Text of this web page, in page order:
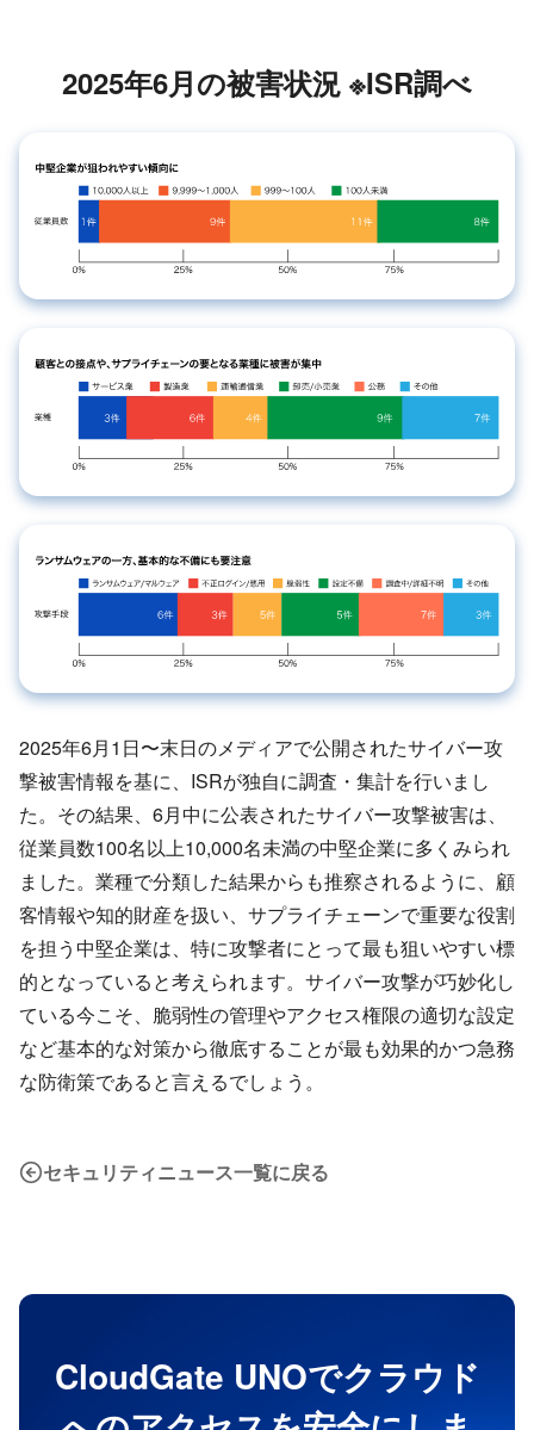
2025年6月の被害状況 ※ISR調べ
2025年6月1日〜末日のメディアで公開されたサイバー攻
撃被害情報を基に、ISRが独自に調査・集計を行いまし
た。その結果、6月中に公表されたサイバー攻撃被害は、
従業員数100名以上10,000名未満の中堅企業に多くみられ
ました。業種で分類した結果からも推察されるように、顧
客情報や知的財産を扱い、サプライチェーンで重要な役割
を担う中堅企業は、特に攻撃者にとって最も狙いやすい標
的となっていると考えられます。サイバー攻撃が巧妙化し
ている今こそ、脆弱性の管理やアクセス権限の適切な設定
など基本的な対策から徹底することが最も効果的かつ急務
な防衛策であると言えるでしょう。
セキュリティニュース一覧に戻る
CloudGate UNOでクラウド